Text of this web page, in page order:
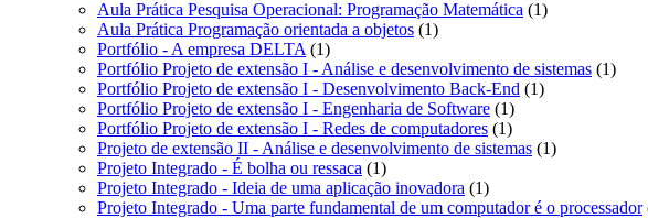
produto
Aula Prática Pesquisa Operacional: Programação Matemática 11
Aula Prática Programação orientada a objetos 11
Portfólio - A empresa DELTA 11
produto
Portfólio Projeto de extensão I - Análise e desenvolvimento de sistemas 11
Portfólio Projeto de extensão I - Desenvolvimento Back-End 11
Portfólio Projeto de extensão I - Engenharia de Software 11
produto
Portfólio Projeto de extensão I - Redes de computadores 11
produto
Projeto de extensão II - Análise e desenvolvimento de sistemas 11
Projeto Integrado - É bolha ou ressaca 11
produto
Projeto Integrado - Ideia de uma aplicação inovadora 11
produto
Projeto Integrado - Uma parte fundamental de um computador é o processador